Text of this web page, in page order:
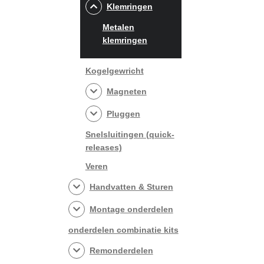
Klemringen
Metalen
klemringen
Kogelgewricht
Magneten
Pluggen
Snelsluitingen (quick-
releases)
Veren
Handvatten & Sturen
Montage onderdelen
onderdelen combinatie kits
Remonderdelen